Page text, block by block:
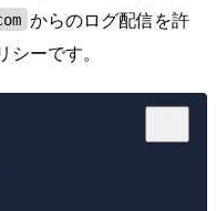
からのログ配信を許
ーです。